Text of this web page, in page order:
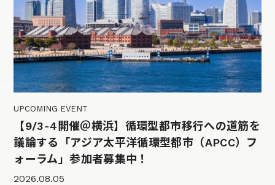
UPCOMING EVENT
【9/3-4開催＠横浜】循環型都市移行への道筋を
議論する「アジア太平洋循環型都市（APCC）フ
ォーラム」参加者募集中！
2026.08.05